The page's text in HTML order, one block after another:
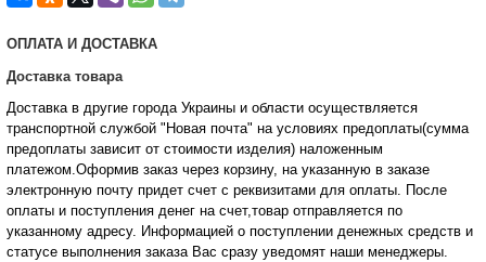
ОПЛАТА И ДОСТАВКА
Доставка товара
Доставка в другие города Украины и области осуществляется
транспортной службой "Новая почта" на условиях предоплаты(сумма
предоплаты зависит от стоимости изделия) наложенным
платежом.Оформив заказ через корзину, на указанную в заказе
электронную почту придет счет с реквизитами для оплаты. После
оплаты и поступления денег на счет,товар отправляется по
указанному адресу. Информацией о поступлении денежных средств и
статусе выполнения заказа Вас сразу уведомят наши менеджеры.